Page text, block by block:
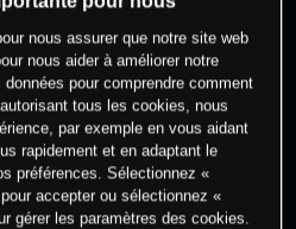
une position à
à trader
nous assurer que notre site web
nous aider à améliorer notre
pour comprendre comment
tous les cookies, nous
par exemple en vous aidant
rapidement et en adaptant le
préférences. Sélectionnez «
accepter ou sélectionnez «
gérer les paramètres des cookies.